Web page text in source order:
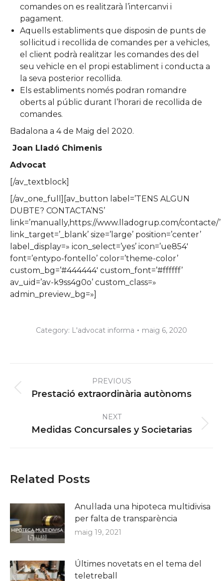
comandes on es realitzarà l’intercanvi i
pagament.
Aquells establiments que disposin de punts de
sol·licitud i recollida de comandes per a vehicles,
el client podrà realitzar les comandes des del
seu vehicle en el propi establiment i conducta a
la seva posterior recollida.
Els establiments només podran romandre
oberts al públic durant l’horari de recollida de
comandes.
Badalona a 4 de Maig del 2020.
Joan Lladó Chimenis
Advocat
[/av_textblock]
[/av_one_full][av_button label=’TENS ALGUN
DUBTE? CONTACTA’NS’
link=’manually,https://www.lladogrup.com/contacte/’
link_target=’_blank’ size=’large’ position=’center’
label_display=» icon_select=’yes’ icon=’ue854′
font=’entypo-fontello’ color=’theme-color’
custom_bg=’#444444′ custom_font=’#ffffff’
av_uid=’av-k9ss4g0o’ custom_class=»
admin_preview_bg=»]
Category: L'advocat informa maig 6, 2020
navigationPREVIOUS
Previous
Prestació extraordinària autònoms
NEXT
Next
Medidas Concursales y Societarias
Related Posts
Anul·lada una hipoteca multidivisa
per falta de transparència
maig 19, 2021
Últimes novetats en el tema del
teletreball